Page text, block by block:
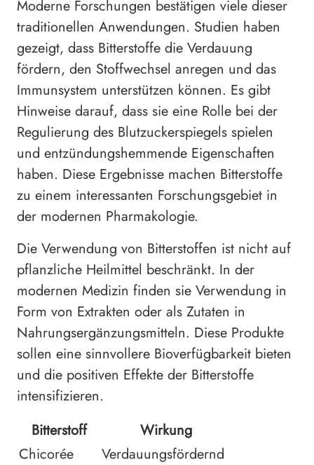
Moderne Forschungen bestätigen viele dieser
traditionellen Anwendungen. Studien haben
gezeigt, dass Bitterstoffe die Verdauung
fördern, den Stoffwechsel anregen und das
Immunsystem unterstützen können. Es gibt
Hinweise darauf, dass sie eine Rolle bei der
Regulierung des Blutzuckerspiegels spielen
und entzündungshemmende Eigenschaften
haben. Diese Ergebnisse machen Bitterstoffe
zu einem interessanten Forschungsgebiet in
der modernen Pharmakologie.
Die Verwendung von Bitterstoffen ist nicht auf
pflanzliche Heilmittel beschränkt. In der
modernen Medizin finden sie Verwendung in
Form von Extrakten oder als Zutaten in
Nahrungsergänzungsmitteln. Diese Produkte
sollen eine sinnvollere Bioverfügbarkeit bieten
und die positiven Effekte der Bitterstoffe
intensifizieren.
Bitterstoff
Wirkung
Chicorée
Verdauungsfördernd